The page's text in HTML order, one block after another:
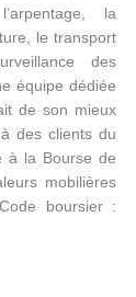
la
le transport
des
équipe dédiée
de son mieux
des clients du
à la Bourse de
mobilières
boursier :